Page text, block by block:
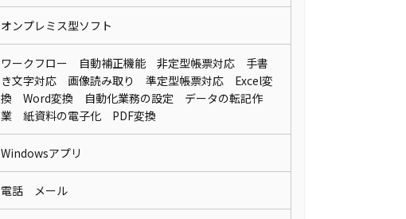
オンプレミス型ソフト
ワークフロー 自動補正機能 非定型帳票対応 手書
き文字対応 画像読み取り 準定型帳票対応 Excel変
換 Word変換 自動化業務の設定 データの転記作
業 紙資料の電子化 PDF変換
Windowsアプリ
電話 メール